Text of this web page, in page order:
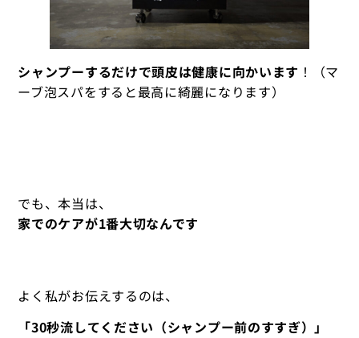
シャンプーするだけで頭皮は健康に向かいます ！（マ
ーブ泡スパをすると最高に綺麗になります）
でも、本当は、
家でのケアが1番大切なんです
よく私がお伝えするのは、
「30秒流してください（シャンプー前のすすぎ）」